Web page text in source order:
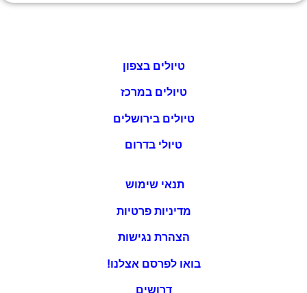
טיולים בצפון
טיולים במרכז
טיולים בירושלים
טיולי בדרום
תנאי שימוש
מדיניות פרטיות
הצהרת נגישות
בואו לפרסם אצלנו!
דרושים